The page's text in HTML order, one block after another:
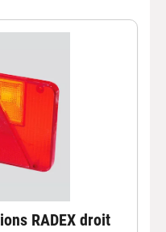
RADEX droit